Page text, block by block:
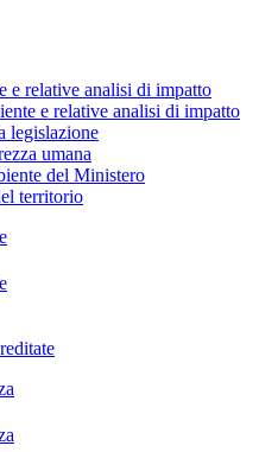
e relative analisi di impatto
e relative analisi di impatto
legislazione
umana
del Ministero
territorio